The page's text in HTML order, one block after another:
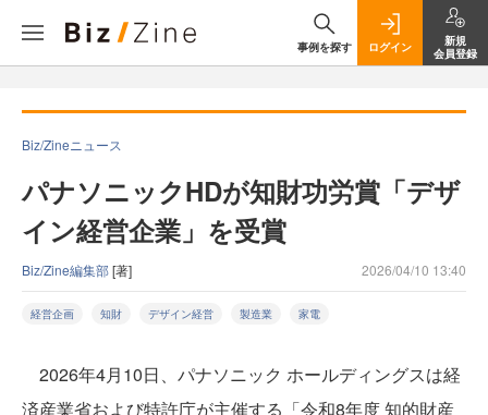
事例を探す ログイン
新規
会員登録
Biz/Zineニュース
パナソニックHDが知財功労賞「デザ
イン経営企業」を受賞
Biz/Zine編集部[著] 2026/04/10 13:40
経営企画 知財 デザイン経営 製造業 家電
2026年4月10日、パナソニック ホールディングスは経
済産業省および特許庁が主催する「令和8年度 知的財産